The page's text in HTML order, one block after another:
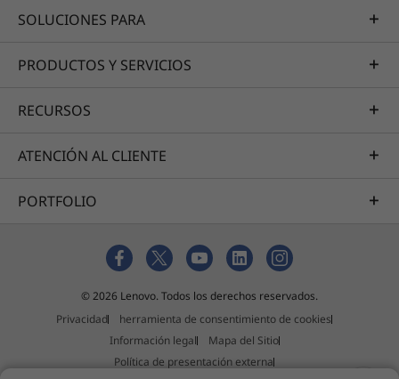
SOLUCIONES PARA
PRODUCTOS Y SERVICIOS
RECURSOS
ATENCIÓN AL CLIENTE
PORTFOLIO
© 2026 Lenovo. Todos los derechos reservados.
Privacidad
herramienta de consentimiento de cookies
Información legal
Mapa del Sitio
Política de presentación externa